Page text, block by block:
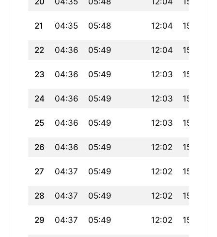
21 04:35 05:48 12:04 15:12
22 04:36 05:49 12:04 15:12
23 04:36 05:49 12:03 15:12
24 04:36 05:49 12:03 15:12
25 04:36 05:49 12:03 15:13
26 04:36 05:49 12:02 15:13
27 04:37 05:49 12:02 15:13
28 04:37 05:49 12:02 15:13
29 04:37 05:49 12:02 15:13